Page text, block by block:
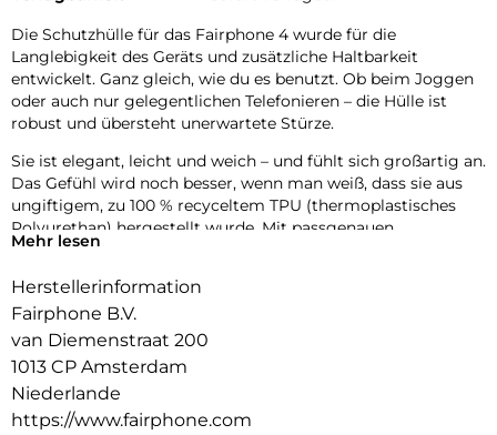
Die Schutzhülle für das Fairphone 4 wurde für die
Langlebigkeit des Geräts und zusätzliche Haltbarkeit
entwickelt. Ganz gleich, wie du es benutzt. Ob beim Joggen
oder auch nur gelegentlichen Telefonieren – die Hülle ist
robust und übersteht unerwartete Stürze.
Sie ist elegant, leicht und weich – und fühlt sich großartig an.
Das Gefühl wird noch besser, wenn man weiß, dass sie aus
ungiftigem, zu 100 % recyceltem TPU (thermoplastisches
Polyurethan) hergestellt wurde. Mit passgenauen
Aussparungen und reaktionsschnellen Tastenabdeckungen
Mehr lesen
Herstellerinformation
Fairphone B.V.
van Diemenstraat 200
1013 CP Amsterdam
Niederlande
https://www.fairphone.com